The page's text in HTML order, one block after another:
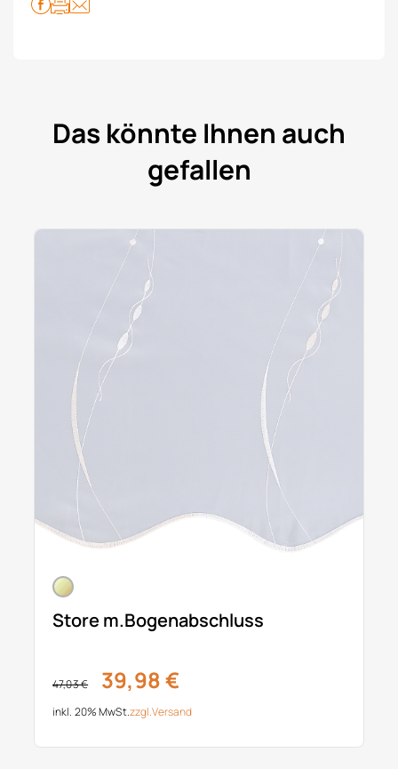
Das könnte Ihnen auch
gefallen
Store m.Bogenabschluss
47,03 € 39,98 €
inkl. 20% MwSt.zzgl.Versand